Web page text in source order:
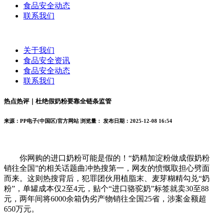
食品安全动态
联系我们
关于我们
食品安全资讯
食品安全动态
联系我们
热点热评｜杜绝假奶粉要靠全链条监管
来源：PP电子(中国区)官方网站 浏览量： 发布日期：2025-12-08 16:54
你网购的进口奶粉可能是假的！“奶精加淀粉做成假奶粉
销往全国”的相关话题曲冲热搜第一，网友的愤慨取担心劈面
而来。这则热搜背后，犯罪团伙用植脂末、麦芽糊精勾兑“奶
粉”，单罐成本仅2至4元，贴个“进口骆驼奶”标签就卖30至88
元，两年间将6000余箱伪劣产物销往全国25省，涉案金额超
650万元。